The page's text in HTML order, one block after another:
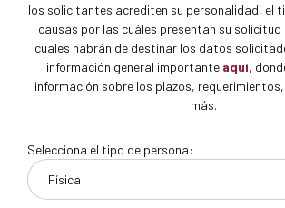
los solicitantes acrediten su personalidad, el
causas por las cuáles presentan su solicitud
cuales habrán de destinar los datos
información general importante aquí,
información sobre los plazos,
más.
Selecciona el tipo de persona: